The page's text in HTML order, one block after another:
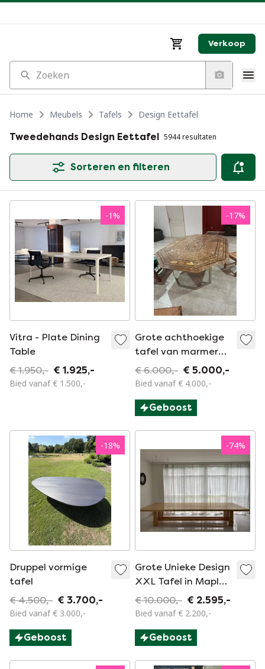
Verkoop
Zoeken
Home Meubels Tafels
Design Eettafel
Tweedehands Design Eettafel 5944 resultaten
Sorteren en filteren
-1%
Vitra - Plate Dining
Table
€ 1.950,- € 1.925,-
Bied vanaf € 1.500,-
-17%
Grote achthoekige
tafel van marmer
met marqueterie –
200 × 150 cm
€ 6.000,- € 5.000,-
Bied vanaf € 4.000,-
Geboost
-18%
Druppel vormige
tafel
€ 4.500,- € 3.700,-
Bied vanaf € 3.000,-
Geboost
-74%
Grote Unieke Design
XXL Tafel in Maple
Hout Custom made!
€ 10.000,- € 2.595,-
Bied vanaf € 2.200,-
Geboost